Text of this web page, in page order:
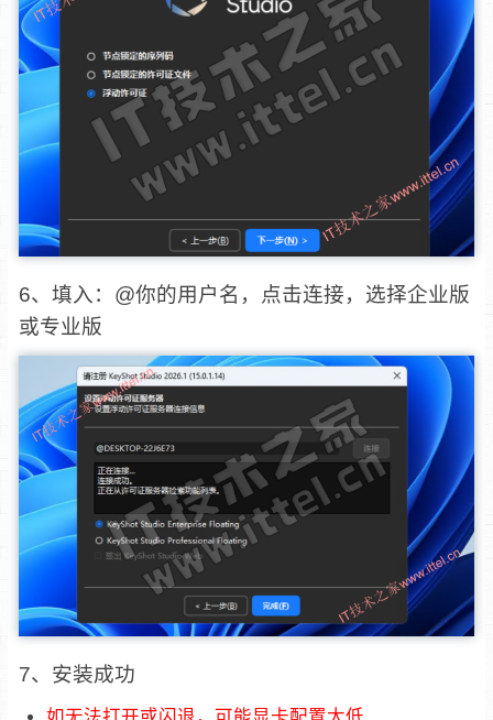
6、填入：@你的用户名，点击连接，选择企业版
或专业版
7、安装成功